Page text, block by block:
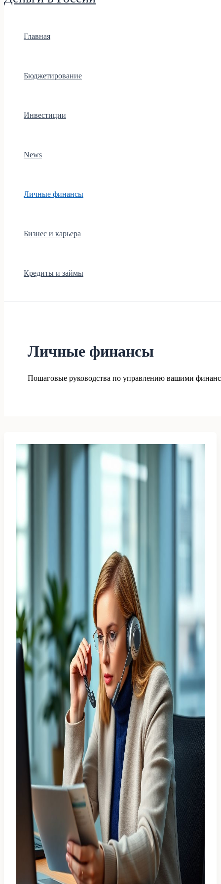
Главная
Бюджетирование
Инвестиции
News
Личные финансы
Бизнес и карьера
Кредиты и займы
Личные финансы
Пошаговые руководства по управлению вашими